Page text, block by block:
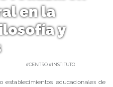
en la
y
#CENTRO #INSTITUTO
establecimientos educacionales de